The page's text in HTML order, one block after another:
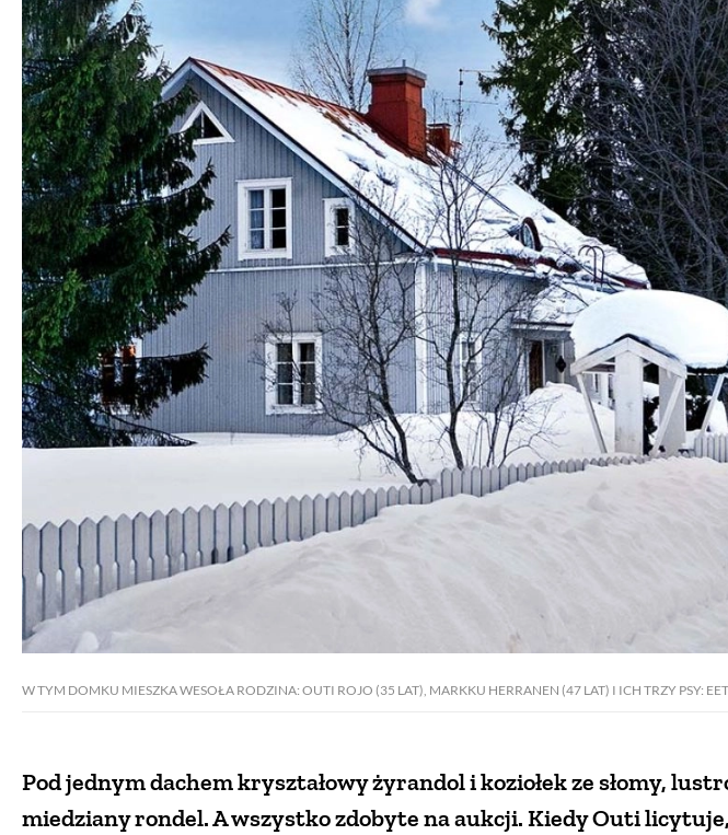
W TYM DOMKU MIESZKA WESOŁA RODZINA: OUTI ROJO (35 LAT), MARKKU HERRANEN (47 LAT)­­­ I ICH TRZY PSY:
Pod jednym dachem kryształowy żyrandol i koziołek ze słomy,
miedziany rondel. A wszystko zdobyte na aukcji. Kiedy Outi